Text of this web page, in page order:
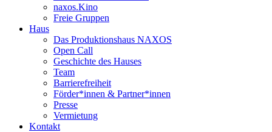
naxos.Kino
Freie Gruppen
Haus
Das Produktionshaus NAXOS
Open Call
Geschichte des Hauses
Team
Barrierefreiheit
Förder*innen & Partner*innen
Presse
Vermietung
Kontakt